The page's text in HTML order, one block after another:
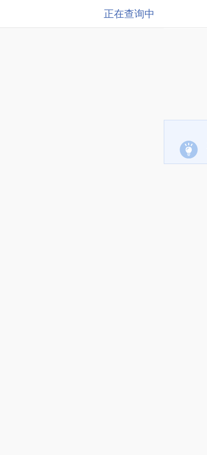
正在查询中